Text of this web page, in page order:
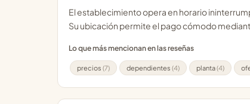
El establecimiento opera en horario
Su ubicación permite el pago cómodo
Lo que más mencionan en las reseñas
precios (7) dependientes (4) planta(4)